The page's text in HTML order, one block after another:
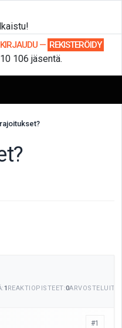
KIRJAUDU — REKISTERÖIDY
10 106 jäsentä.
1 REAKTIOPISTEET:0ARVOSTELUITA:
#1